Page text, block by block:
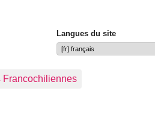
Langues du site
Francochiliennes